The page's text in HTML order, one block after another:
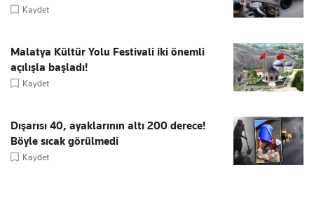
Kaydet
Malatya Kültür Yolu Festivali iki önemli
açılışla başladı!
Kaydet
Dışarısı 40, ayaklarının altı 200 derece!
Böyle sıcak görülmedi
Kaydet